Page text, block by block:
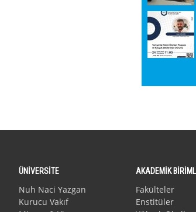
ÜNİVERSİTE
Nuh Naci Yazgan
Kurucu Vakıf
AKADEMİK
Fakülteler
Enstitüler